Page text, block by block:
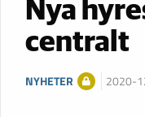
Nya
centralt
NYHETER 2020-